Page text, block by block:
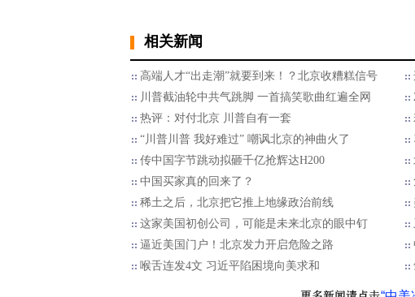
相关新闻
高端人才“出走潮”就要到来！？北京收糟糕信号
川普截油轮中共气跳脚 一首搞笑歌曲红遍全网
热评：对付北京 川普自有一套
“川普川普 我好难过” 嘲讽北京的神曲火了
传中国字节跳动拟砸千亿抢辉达H200
中国买家真的回来了？
稀土之后，北京把它推上地缘政治前线
这家美国初创公司，可能是未来北京的眼中钉
逼近美国门户！北京发力开启危险之路
喉舌连发4文 习近平陷困境向美求和